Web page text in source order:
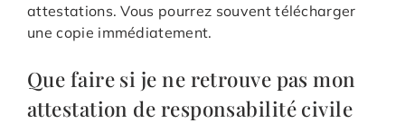
attestations. Vous pourrez souvent télécharger
une copie immédiatement.
Que faire si je ne retrouve pas mon
attestation de responsabilité civile